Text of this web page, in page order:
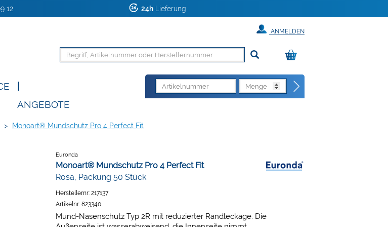
12 24h Lieferung
ANMELDEN
ANGEBOTE
> Monoart® Mundschutz Pro 4 Perfect Fit
Euronda
Monoart® Mundschutz Pro 4 Perfect Fit
Rosa, Packung 50 Stück
Herstellernr: 217137
Artikelnr: 823340
Mund-Nasenschutz Typ 2R mit reduzierter Randleckage. Die